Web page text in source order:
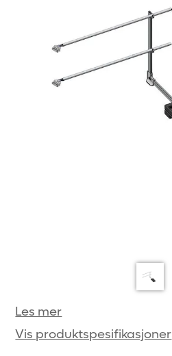
Les mer
Vis produktspesifikasjoner